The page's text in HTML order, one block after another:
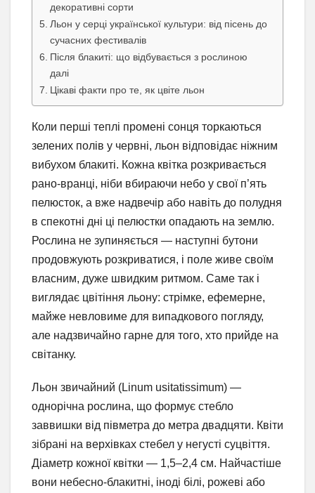
декоративні сорти
Льон у серці української культури: від пісень до
сучасних фестивалів
Після блакиті: що відбувається з рослиною
далі
Цікаві факти про те, як цвіте льон
Коли перші теплі промені сонця торкаються
зелених полів у червні, льон відповідає ніжним
вибухом блакиті. Кожна квітка розкривається
рано-вранці, ніби вбираючи небо у свої п’ять
пелюсток, а вже надвечір або навіть до полудня
в спекотні дні ці пелюстки опадають на землю.
Рослина не зупиняється — наступні бутони
продовжують розкриватися, і поле живе своїм
власним, дуже швидким ритмом. Саме так і
виглядає цвітіння льону: стрімке, ефемерне,
майже невловиме для випадкового погляду,
але надзвичайно гарне для того, хто прийде на
світанку.
Льон звичайний (Linum usitatissimum) —
однорічна рослина, що формує стебло
заввишки від півметра до метра двадцяти. Квіти
зібрані на верхівках стебел у негусті суцвіття.
Діаметр кожної квітки — 1,5–2,4 см. Найчастіше
вони небесно-блакитні, іноді білі, рожеві або